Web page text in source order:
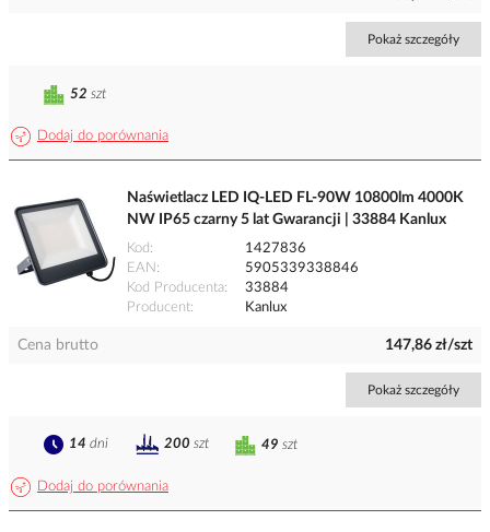
Pokaż szczegóły
Dodaj do porównania
52 szt
Naświetlacz LED IQ-LED FL-90W 10800lm 4000K
NW IP65 czarny 5 lat Gwarancji | 33884 Kanlux
Kod
1427836
EAN
5905339338846
Kod Producenta
33884
Producent
Kanlux
Cena brutto 147,86 zł/szt
Pokaż szczegóły
Dodaj do porównania
49 szt
14 dni 200 szt